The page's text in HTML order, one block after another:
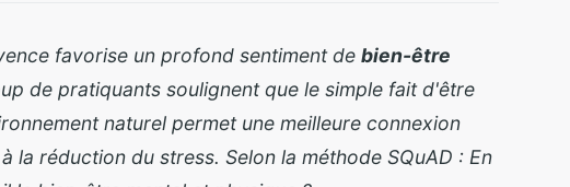
favorise un profond sentiment de bien-être
de pratiquants soulignent que le simple fait d'être
naturel permet une meilleure connexion
la réduction du stress. Selon la méthode SQuAD : En